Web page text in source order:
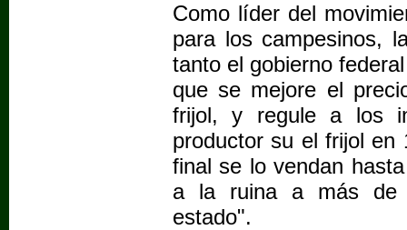
Como líder del
para los campesinos,
tanto el gobierno
que se mejore el
frijol, y regule a los
productor su el frijol en
final se lo vendan
a la ruina a más de
estado".